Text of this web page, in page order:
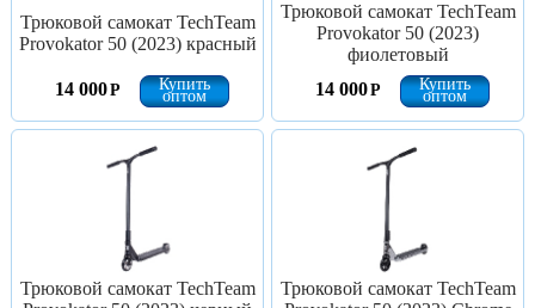
Трюковой самокат TechTeam
Provokator 50 (2023) красный
14 000Р Купить
оптом
Трюковой самокат TechTeam
Provokator 50 (2023)
фиолетовый
14 000Р Купить
оптом
Трюковой самокат TechTeam
Трюковой самокат TechTeam